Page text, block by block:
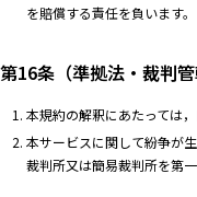
を賠償する責任を負います。
第16条（準拠法・裁判管
本規約の解釈にあたっては
本サービスに関して紛争が
裁判所又は簡易裁判所を第